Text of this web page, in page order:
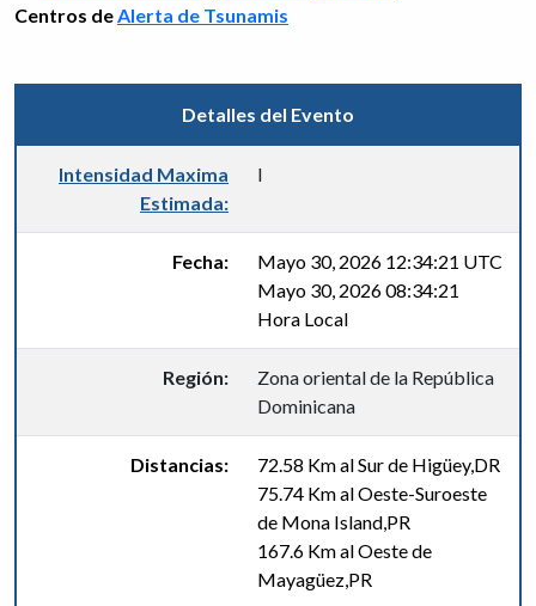
Centros deAlerta de Tsunamis
Detalles del Evento
Intensidad Maxima
Estimada:
I
Fecha:
Mayo 30, 2026 12:34:21 UTC
Mayo 30, 2026 08:34:21
Hora Local
Región:
Zona oriental de la República
Dominicana
Distancias:
72.58 Km al Sur de Higüey,DR
75.74 Km al Oeste-Suroeste
de Mona Island,PR
167.6 Km al Oeste de
Mayagüez,PR